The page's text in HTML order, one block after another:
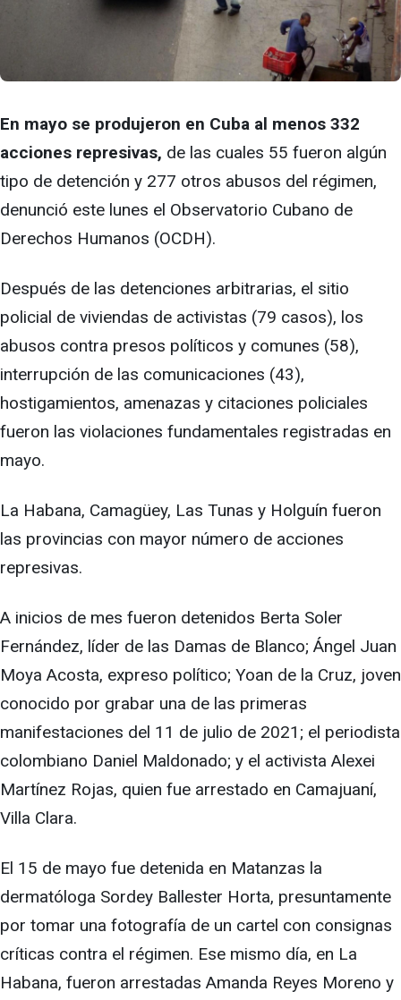
En mayo se produjeron en Cuba al menos 332
acciones represivas, de las cuales 55 fueron algún
tipo de detención y 277 otros abusos del régimen,
denunció este lunes el Observatorio Cubano de
Derechos Humanos (OCDH).
Después de las detenciones arbitrarias, el sitio
policial de viviendas de activistas (79 casos), los
abusos contra presos políticos y comunes (58),
interrupción de las comunicaciones (43),
hostigamientos, amenazas y citaciones policiales
fueron las violaciones fundamentales registradas en
mayo.
La Habana, Camagüey, Las Tunas y Holguín fueron
las provincias con mayor número de acciones
represivas.
A inicios de mes fueron detenidos Berta Soler
Fernández, líder de las Damas de Blanco; Ángel Juan
Moya Acosta, expreso político; Yoan de la Cruz, joven
conocido por grabar una de las primeras
manifestaciones del 11 de julio de 2021; el periodista
colombiano Daniel Maldonado; y el activista Alexei
Martínez Rojas, quien fue arrestado en Camajuaní,
Villa Clara.
El 15 de mayo fue detenida en Matanzas la
dermatóloga Sordey Ballester Horta, presuntamente
por tomar una fotografía de un cartel con consignas
críticas contra el régimen. Ese mismo día, en La
Habana, fueron arrestadas Amanda Reyes Moreno y